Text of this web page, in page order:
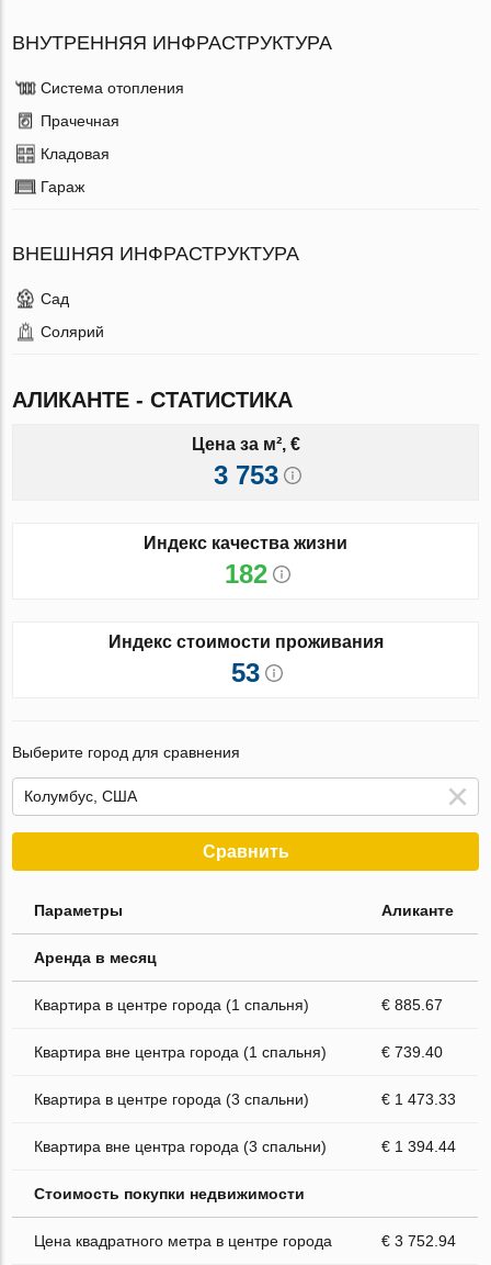
ВНУТРЕННЯЯ ИНФРАСТРУКТУРА
Система отопления
Прачечная
Кладовая
Гараж
ВНЕШНЯЯ ИНФРАСТРУКТУРА
Сад
Солярий
АЛИКАНТЕ - СТАТИСТИКА
Цена за м², €
3 753
Индекс качества жизни
182
Индекс стоимости проживания
53
Выберите город для сравнения
Сравнить
Параметры Аликанте
Аренда в месяц
Квартира в центре города (1 спальня) € 885.67
Квартира вне центра города (1 спальня) € 739.40
Квартира в центре города (3 спальни) € 1 473.33
Квартира вне центра города (3 спальни) € 1 394.44
Стоимость покупки недвижимости
Цена квадратного метра в центре города € 3 752.94